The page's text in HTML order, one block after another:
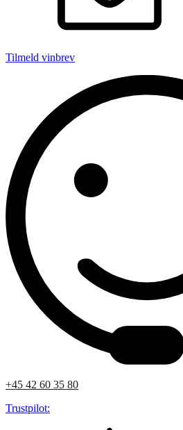
Tilmeld vinbrev
+45 42 60 35 80
Trustpilot: